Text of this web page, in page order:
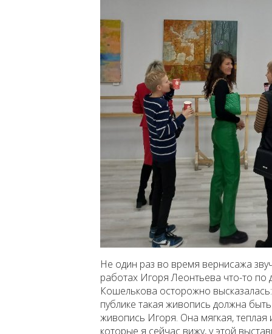
Не один раз во время вернисажа
работах Игоря Леонтьева что-то по
Кошелькова осторожно
публике такая живопись должна
живопись Игоря. Она мягкая,
которые я сейчас вижу, у этой